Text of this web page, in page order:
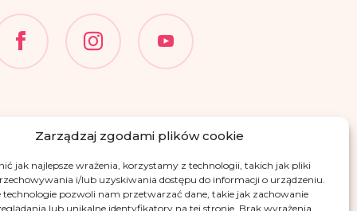
Zarządzaj zgodami plików cookie
jak najlepsze wrażenia, korzystamy z technologii, takich jak pliki
i/lub uzyskiwania dostępu do informacji o urządzeniu.
technologie pozwoli nam przetwarzać dane, takie jak zachowanie
lub unikalne identyfikatory na tej stronie. Brak wyrażenia
podstawie przepisów
z newslettera
w punktach
ograniczenia
danych.
Osobowych, w
o ochronie